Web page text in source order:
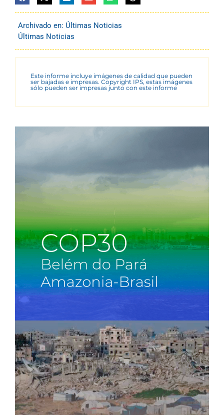
Archivado en: Últimas Noticias
Últimas Noticias
Este informe incluye imágenes de calidad que pueden
ser bajadas e impresas. Copyright IPS, estas imágenes
sólo pueden ser impresas junto con este informe